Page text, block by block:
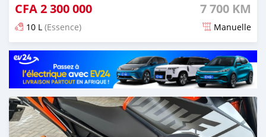
CFA2 300 000 7 700 KM
10 L (Essence) Manuelle
Publié il y a plus de 2 ans